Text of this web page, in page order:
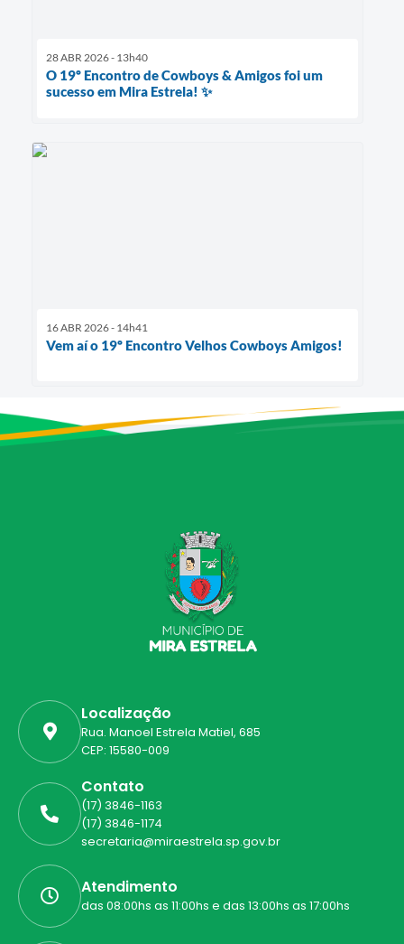
28 ABR 2026 - 13h40
O 19º Encontro de Cowboys & Amigos foi um
sucesso em Mira Estrela! ✨
16 ABR 2026 - 14h41
Vem aí o 19º Encontro Velhos Cowboys Amigos!
Localização
Rua. Manoel Estrela Matiel, 685
CEP: 15580-009
Contato
(17) 3846-1163
(17) 3846-1174
secretaria@miraestrela.sp.gov.br
Atendimento
das 08:00hs as 11:00hs e das 13:00hs as 17:00hs